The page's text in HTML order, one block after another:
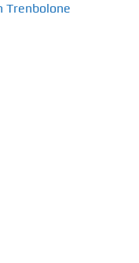
Trenbolone